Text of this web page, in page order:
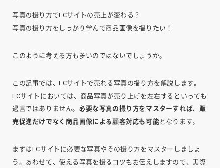
写真の撮り方でECサイトの売上が変わる？
写真の撮り方をしっかり学んで商品画像を撮りたい！
このように考える方も多いのではないでしょうか。
この記事では、ECサイトで売れる写真の撮り方を解説します。
ECサイトにおいては、商品写真が売り上げを左右するといっても
過言ではありません。 必要な写真の撮り方をマスターすれば、販
売促進だけでなく商品画像による顧客対応も可能となります。
まずはECサイトに必要な写真やその撮り方をマスターしましょ
う。あわせて、使える写真を撮るコツもお伝えしますので、実際